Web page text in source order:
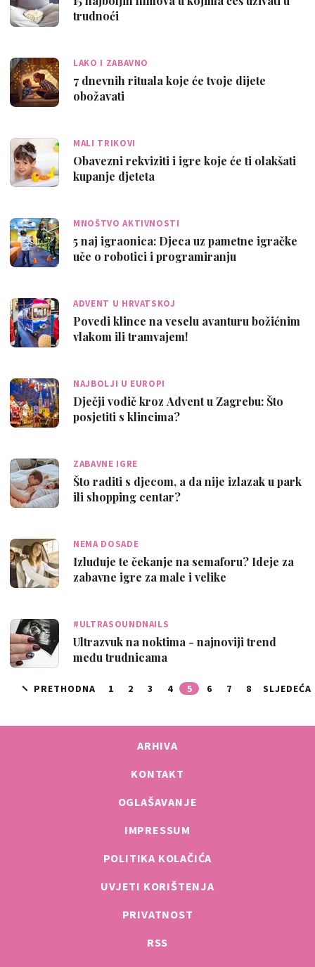
trudnoći
LAKO I ZABAVNO
7 dnevnih rituala koje će tvoje dijete
obožavati
MALI TRIKOVI
Obavezni rekviziti i igre koje će ti olakšati
kupanje djeteta
MNOŠTVO AKTIVNOSTI
5 naj igraonica: Djeca uz pametne igračke
uče o robotici i programiranju
ADVENT U HRVATSKOJ
Povedi klince na veselu avanturu božićnim
vlakom ili tramvajem!
NAJBOLJI U EUROPI
Dječji vodič kroz Advent u Zagrebu: Što
posjetiti s klincima?
ZABAVNE IGRE
Što raditi s djecom, a da nije izlazak u park
ili shopping centar?
NEMA DOSADE
Izluđuje te čekanje na semaforu? Ideje za
zabavne igre za male i velike
#ULTRASOUNDNAILS
Ultrazvuk na noktima - najnoviji trend
među trudnicama
PRETHODNA 1 2 3 4 5 6 7 8 SLJEDEĆA
ARHIVA
KONTAKT
OGLAŠAVANJE
IMPRESSUM
POLITIKA KOLAČIĆA
UVJETI KORIŠTENJA
PRIVATNOST
RSS